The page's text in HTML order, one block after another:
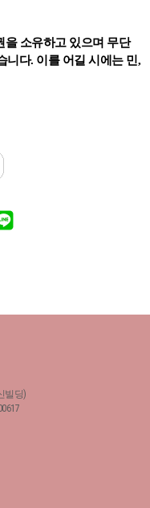
을 소유하고 있으며 무단
니다. 이를 어길 시에는 민,
빌딩)